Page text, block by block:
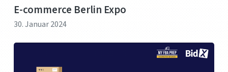
E-commerce Berlin Expo
30. Januar 2024